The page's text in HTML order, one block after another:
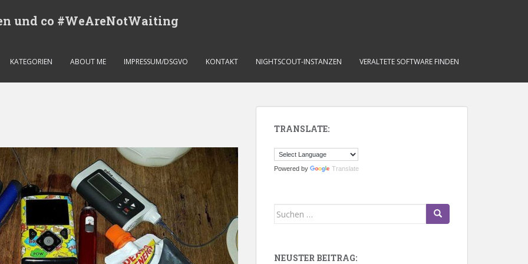
und co #WeAreNotWaiting
KATEGORIEN ABOUT ME IMPRESSUM/DSGVO KONTAKT NIGHTSCOUT-INSTANZEN VERALTETE SOFTWARE FINDEN
TRANSLATE:
Powered by Translate
Suchen
NEUSTER BEITRAG: